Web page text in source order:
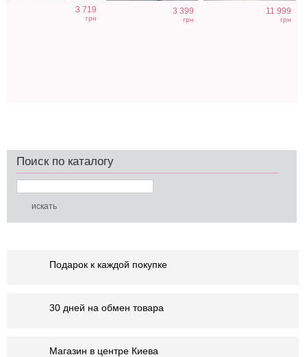
3 719
грн
3 399
грн
11 999
грн
Поиск по каталогу
Подарок к каждой покупке
30 дней на обмен товара
Магазин в центре Киева